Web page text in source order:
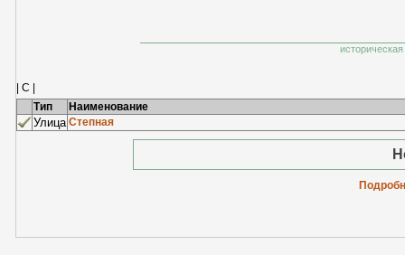
| С |
Тип
Наименование
Улица Степная